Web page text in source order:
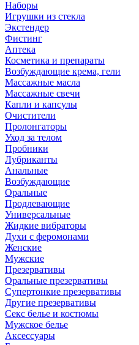
Наборы
Игрушки из стекла
Экстендер
Фистинг
Аптека
Косметика и препараты
Возбуждающие крема, гели
Массажные масла
Массажные свечи
Капли и капсулы
Очистители
Пролонгаторы
Уход за телом
Пробники
Лубриканты
Анальные
Возбуждающие
Оральные
Продлевающие
Универсальные
Жидкие вибраторы
Духи с феромонами
Женские
Мужские
Презервативы
Оральные презервативы
Супертонкие презервативы
Другие презервативы
Секс белье и костюмы
Мужское белье
Аксессуары